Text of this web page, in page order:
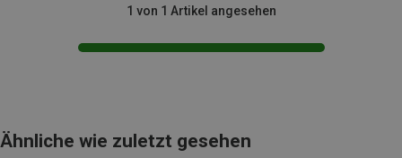
1 von 1 Artikel angesehen
Ähnliche wie zuletzt gesehen